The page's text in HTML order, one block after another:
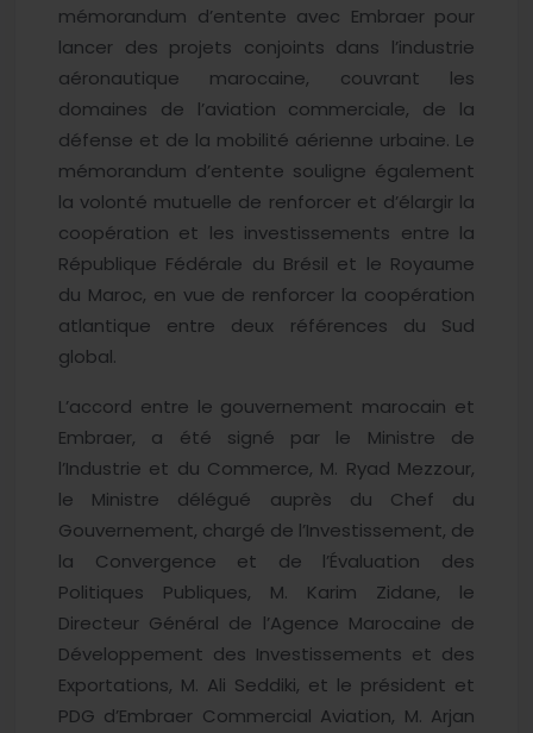
mémorandum d’entente avec Embraer pour
lancer des projets conjoints dans l’industrie
aéronautique marocaine, couvrant les
domaines de l’aviation commerciale, de la
défense et de la mobilité aérienne urbaine. Le
mémorandum d’entente souligne également
la volonté mutuelle de renforcer et d’élargir la
coopération et les investissements entre la
République Fédérale du Brésil et le Royaume
du Maroc, en vue de renforcer la coopération
atlantique entre deux références du Sud
global.
L’accord entre le gouvernement marocain et
Embraer, a été signé par le Ministre de
l’Industrie et du Commerce, M. Ryad Mezzour,
le Ministre délégué auprès du Chef du
Gouvernement, chargé de l’Investissement, de
la Convergence et de l’Évaluation des
Politiques Publiques, M. Karim Zidane, le
Directeur Général de l’Agence Marocaine de
Développement des Investissements et des
Exportations, M. Ali Seddiki, et le président et
PDG d’Embraer Commercial Aviation, M. Arjan